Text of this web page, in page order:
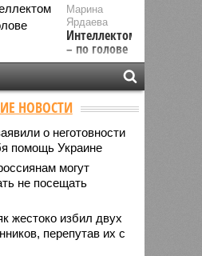
Марина
Ярдаева
Интеллектом
– по голове
НОВОСТИ
о неготовности
помощь Украине
могут
не посещать
жестоко избил двух
перепутав их с